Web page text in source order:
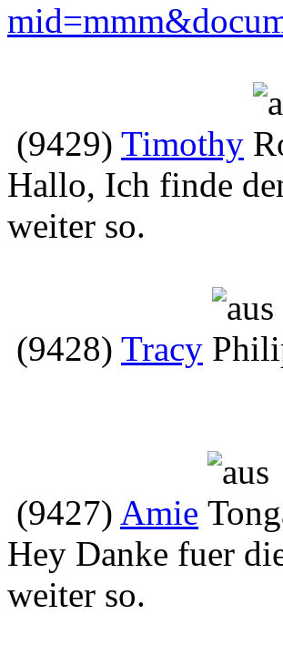
(9429) Timothy
Hallo, Ich finde
weiter so.
(9428) Tracy
(9427) Amie
Hey Danke fuer
weiter so.